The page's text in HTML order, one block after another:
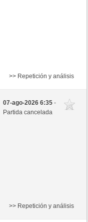
>> Repetición y análisis
07-ago-2026 6:35-
Partida cancelada
>> Repetición y análisis